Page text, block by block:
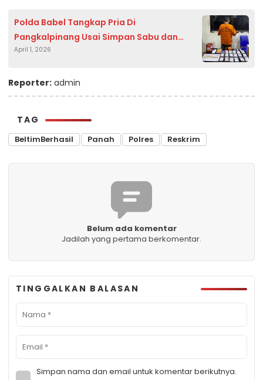
Polda Babel Tangkap Pria Di
Pangkalpinang Usai Simpan Sabu dan
Ekstasi Dirumah
April 1, 2026
Reporter: admin
TAG
BeltimBerhasil Panah Polres Reskrim
Belum ada komentar
Jadilah yang pertama berkomentar.
TINGGALKAN BALASAN
Simpan nama dan email untuk komentar berikutnya.